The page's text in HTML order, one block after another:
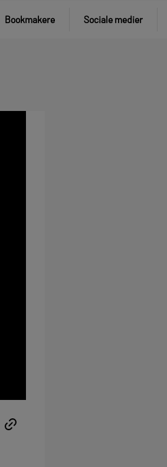
Bookmakere Sociale medier